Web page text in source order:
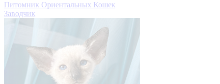
Питомник Ориентальных Кошек
Заводчик